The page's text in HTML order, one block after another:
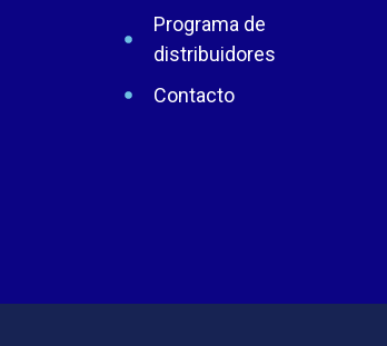
Programa de
distribuidores
Contacto